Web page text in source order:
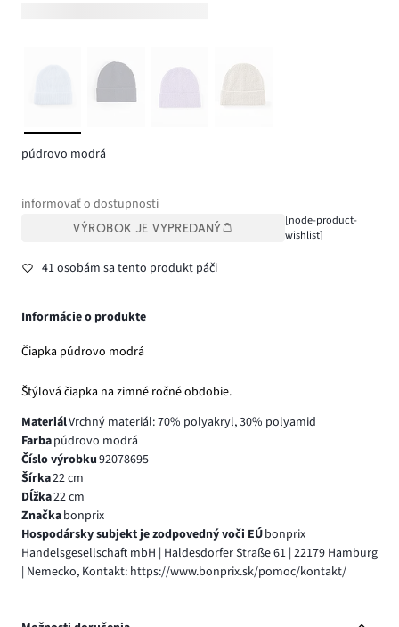
púdrovo modrá
informovať o dostupnosti
VÝROBOK JE VYPREDANÝ
[node-product-
wishlist]
41 osobám sa tento produkt páči
Informácie o produkte
Čiapka púdrovo modrá
Štýlová čiapka na zimné ročné obdobie.
MateriálVrchný materiál: 70% polyakryl, 30% polyamid
Farbapúdrovo modrá
Číslo výrobku92078695
Šírka22 cm
Dĺžka22 cm
Značkabonprix
Hospodársky subjekt je zodpovedný voči EÚbonprix
Handelsgesellschaft mbH | Haldesdorfer Straße 61 | 22179 Hamburg
| Nemecko, Kontakt: https://www.bonprix.sk/pomoc/kontakt/